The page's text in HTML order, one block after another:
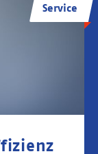
Service